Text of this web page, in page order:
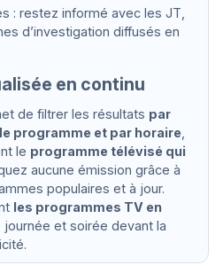
: restez informé avec les JT,
d’investigation diffusés en
en continu
de filtrer les résultats par
programme et par horaire
le programme télévisé qui
aucune émission grâce à
populaires et à jour.
les programmes TV en
et soirée devant la